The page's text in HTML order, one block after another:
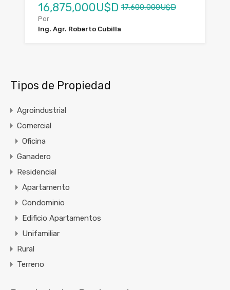
16,875,000U$D 17,600,000U$D
Por
Ing. Agr. Roberto Cubilla
Tipos de Propiedad
Agroindustrial
Comercial
Oficina
Ganadero
Residencial
Apartamento
Condominio
Edificio Apartamentos
Unifamiliar
Rural
Terreno